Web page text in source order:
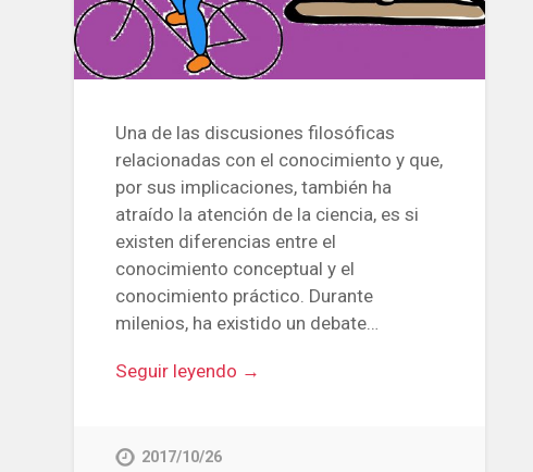
Una de las discusiones filosóficas
relacionadas con el conocimiento y que,
por sus implicaciones, también ha
atraído la atención de la ciencia, es si
existen diferencias entre el
conocimiento conceptual y el
conocimiento práctico. Durante
milenios, ha existido un debate…
Seguir leyendo →
2017/10/26